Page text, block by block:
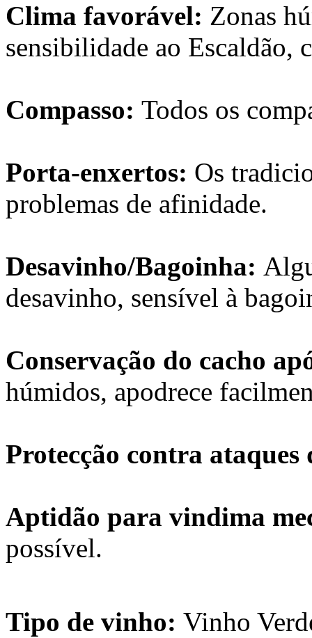
Clima favorável: Zonas
sensibilidade ao Escaldão,
Compasso: Todos os
Porta-enxertos: Os
problemas de afinidade.
Desavinho/Bagoinha:
desavinho, sensível à
Conservação do cacho
húmidos, apodrece
Protecção contra ataques
Aptidão para vindima
possível.
Tipo de vinho: Vinho